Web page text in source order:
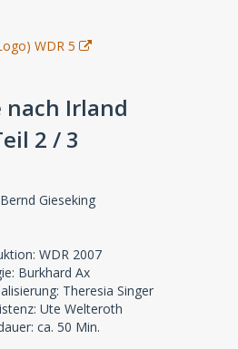
nach Irland
2 / 3
Gieseking
WDR 2007
Burkhard Ax
Theresia Singer
Ute Welteroth
ca. 50 Min.